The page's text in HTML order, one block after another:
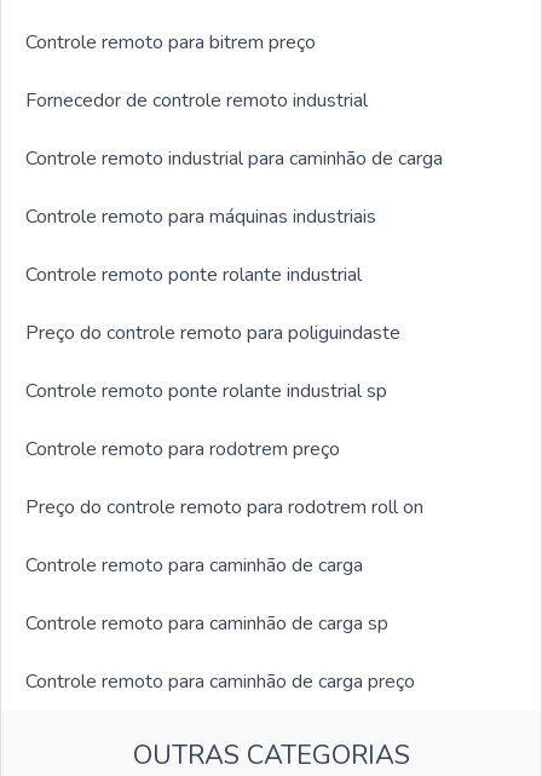
Controle remoto para bitrem preço
Fornecedor de controle remoto industrial
Controle remoto industrial para caminhão de carga
Controle remoto para máquinas industriais
Controle remoto ponte rolante industrial
Preço do controle remoto para poliguindaste
Controle remoto ponte rolante industrial sp
Controle remoto para rodotrem preço
Preço do controle remoto para rodotrem roll on
Controle remoto para caminhão de carga
Controle remoto para caminhão de carga sp
Controle remoto para caminhão de carga preço
OUTRAS CATEGORIAS